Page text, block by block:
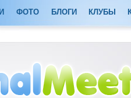
ФОТО БЛОГИ КЛУБЫ